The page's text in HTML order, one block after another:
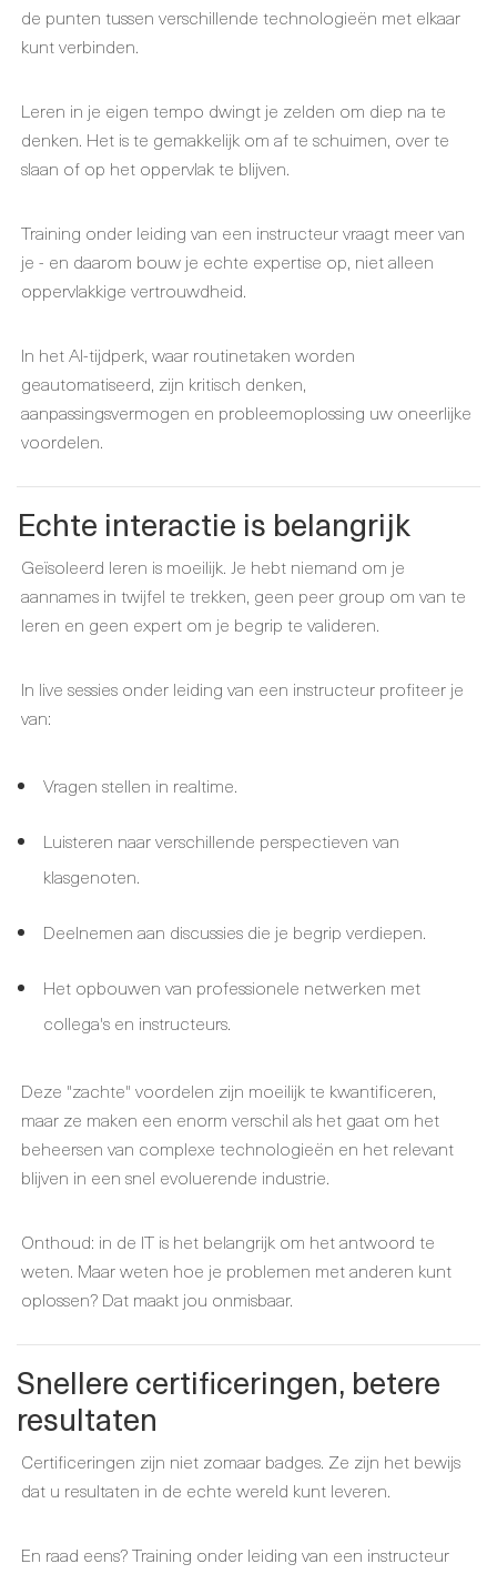
de punten tussen verschillende technologieën met elkaar
kunt verbinden.
Leren in je eigen tempo dwingt je zelden om diep na te
denken. Het is te gemakkelijk om af te schuimen, over te
slaan of op het oppervlak te blijven.
Training onder leiding van een instructeur vraagt meer van
je - en daarom bouw je echte expertise op, niet alleen
oppervlakkige vertrouwdheid.
In het AI-tijdperk, waar routinetaken worden
geautomatiseerd, zijn kritisch denken,
aanpassingsvermogen en probleemoplossing uw oneerlijke
voordelen.
Echte interactie is belangrijk
Geïsoleerd leren is moeilijk. Je hebt niemand om je
aannames in twijfel te trekken, geen peer group om van te
leren en geen expert om je begrip te valideren.
In live sessies onder leiding van een instructeur profiteer je
van:
Vragen stellen in realtime.
Luisteren naar verschillende perspectieven van
klasgenoten.
Deelnemen aan discussies die je begrip verdiepen.
Het opbouwen van professionele netwerken met
collega's en instructeurs.
Deze "zachte" voordelen zijn moeilijk te kwantificeren,
maar ze maken een enorm verschil als het gaat om het
beheersen van complexe technologieën en het relevant
blijven in een snel evoluerende industrie.
Onthoud: in de IT is het belangrijk om het antwoord te
weten. Maar weten hoe je problemen met anderen kunt
oplossen? Dat maakt jou onmisbaar.
Snellere certificeringen, betere
resultaten
Certificeringen zijn niet zomaar badges. Ze zijn het bewijs
dat u resultaten in de echte wereld kunt leveren.
En raad eens? Training onder leiding van een instructeur